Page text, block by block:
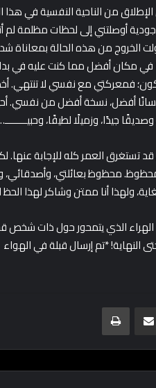
من الناحية النفسية في
أوصلتني إلى لحظات مظلمة
الخروج من هذه الحالة بمعاناة
في مكان أفضل مما كنت عليه في
فمعركتي مع نفسي لا تنتهي.
أفضل، نسخة أفضل من نفسي.
جيدًا، وزميلًا لطيفًا،
قد تستغرق العمر كله للإجابة
35، أعتقد أنني محظوظ. محظوظ بعائلتي،
ولهذا أنا ممتن وشاكر لهذا
الذي يتمحور حول ذات شخص
النهاية! *تم إرسال قبلة في الهواء
Print